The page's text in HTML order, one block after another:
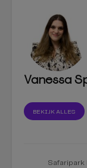
Vanessa
BEKIJK ALLES
Safaripark